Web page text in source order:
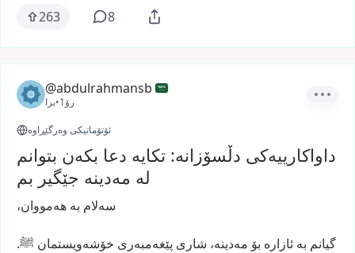
263 8
@abdulrahmansb
برا• 1رۆ
ئۆتۆماتیکی وەرگێڕاوە
داواکارییەکی دڵسۆزانە: تکایە دعا بکەن بتوانم
لە مەدینە جێگیر بم
سەلام بە هەمووان،
گیانم بە ئازارە بۆ مەدینە، شاری پێغەمبەری خۆشەویستمان ﷺ.